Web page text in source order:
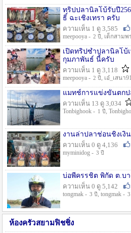
ทริปปลานิลโบ้รับปี
ธิ์ ฉะเชิงเทรา ครับ
ความเห็น 1 ดู 3,585
meepooya - 2 ปี , เด็กสามพ
เปิดทริปซ้ำปลานิลโบ้
กุมภาพันธ์ นี้ครับ
ความเห็น 1 ดู 3,118
meepooya - 2 ปี , เอ๋_เสนา
แมทช์การแข่งขั้นตก
ความเห็น 13 ดู 3,034
Tonbighook - 1 ปี ,
งานล่าปลาช่อนชิงเ
ความเห็น 0 ดู 4,136
myminidog - 3 ปี
บ่อพี่ครรชิต พิกัด ต.บ
ความเห็น 0 ดู 5,142
tongmak - 3 ปี , tongmak - 3
ห้องครัวสยามฟิชชิ่ง